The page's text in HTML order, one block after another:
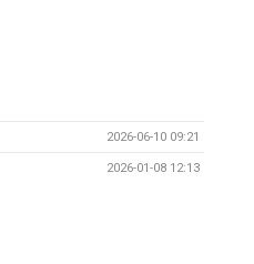
2026-06-10 09:21
2026-01-08 12:13